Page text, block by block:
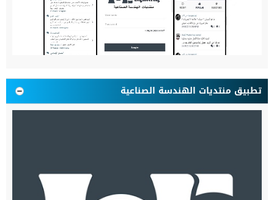
تطبيق منتديات الهندسة الصناعية